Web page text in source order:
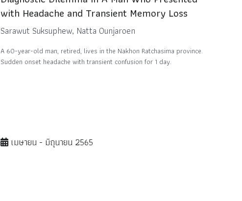
with Headache and Transient Memory Loss
Sarawut Suksuphew, Natta Ounjaroen
A 60-year-old man, retired, lives in the Nakhon Ratchasima province.
Sudden onset headache with transient confusion for 1 day.
เมษายน - มิถุนายน 2565